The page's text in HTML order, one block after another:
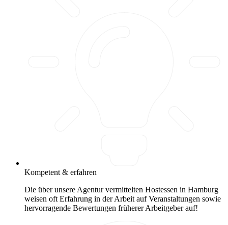
Kompetent & erfahren
Die über unsere Agentur vermittelten Hostessen in Hamburg
weisen oft Erfahrung in der Arbeit auf Veranstaltungen sowie
hervorragende Bewertungen früherer Arbeitgeber auf!